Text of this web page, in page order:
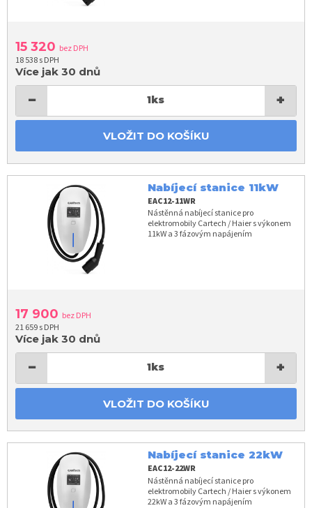
15 320 bez DPH
18 538 s DPH
Více jak 30 dnů
− 1ks +
VLOŽIT DO KOŠÍKU
Nabíjecí stanice 11kW
EAC12-11WR
Nástěnná nabíjecí stanice pro
elektromobily Cartech / Haier s výkonem
11kW a 3 fázovým napájením
17 900 bez DPH
21 659 s DPH
Více jak 30 dnů
− 1ks +
VLOŽIT DO KOŠÍKU
Nabíjecí stanice 22kW
EAC12-22WR
Nástěnná nabíjecí stanice pro
elektromobily Cartech / Haier s výkonem
22kW a 3 fázovým napájením